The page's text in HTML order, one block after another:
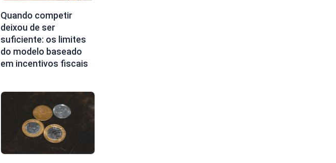
Quando competir
deixou de ser
suficiente: os limites
do modelo baseado
em incentivos fiscais